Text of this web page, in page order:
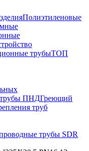
Полиэтиленовые
трубыТОП
трубы ПНДГреющий
труб
трубы SDR